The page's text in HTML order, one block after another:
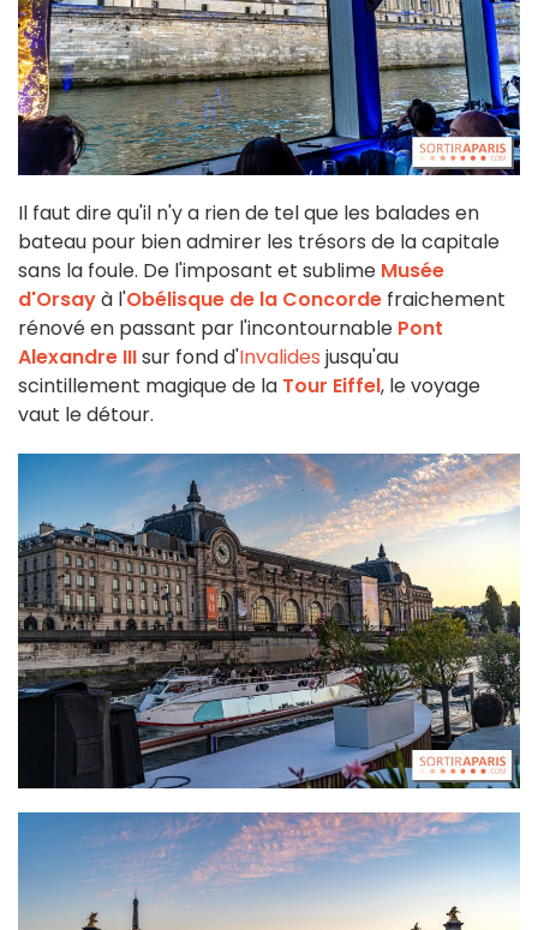
Il faut dire qu'il n'y a rien de tel que les balades en
bateau pour bien admirer les trésors de la capitale
sans la foule. De l'imposant et sublime Musée
d'Orsayà l'Obélisque de la Concorde fraichement
rénové en passant par l'incontournable Pont
Alexandre IIIsur fond d'Invalides jusqu'au
scintillement magique de la Tour Eiffel, le voyage
vaut le détour.